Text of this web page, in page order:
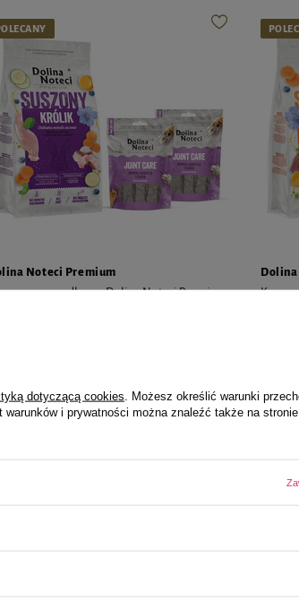
Noteci Premium
suszona dla psa Dolina Noteci Premium
cena z 30 dni przed obniżką 218,98 zł -9%
Karma
dotyczącą cookies . Możesz określić warunki
i prywatności można znaleźć także na stronie